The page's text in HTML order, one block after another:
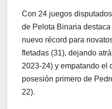
Con 24 juegos
de Pelota Binaria
nuevo récord para
fletadas (31), dejando
2023-24) y empatando el
posesión primero de
22).